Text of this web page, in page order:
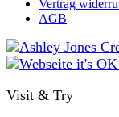
Vertrag
AGB
Visit & Try